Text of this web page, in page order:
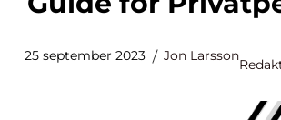
25 september 2023 Jon Larsson